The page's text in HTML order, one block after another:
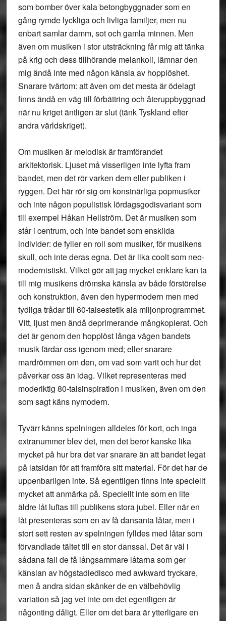
som bomber över kala betongbyggnader som en
gång rymde lyckliga och livliga familjer, men nu
enbart samlar damm, sot och gamla minnen. Men
även om musiken i stor utsträckning får mig att tänka
på krig och dess tillhörande melankoli, lämnar den
mig ändå inte med någon känsla av hopplöshet.
Snarare tvärtom: att även om det mesta är ödelagt
finns ändå en väg till förbättring och återuppbyggnad
när nu kriget äntligen är slut (tänk Tyskland efter
andra världskriget).
Om musiken är melodisk är framförandet
arkitektorisk. Ljuset må visserligen inte lyfta fram
bandet, men det rör varken dem eller publiken i
ryggen. Det här rör sig om konstnärliga popmusiker
och inte någon populistisk lördagsgodisvariant som
till exempel Håkan Hellström. Det är musiken som
står i centrum, och inte bandet som enskilda
individer: de fyller en roll som musiker, för musikens
skull, och inte deras egna. Det är lika coolt som neo-
modernistiskt. Vilket gör att jag mycket enklare kan ta
till mig musikens drömska känsla av både förstörelse
och konstruktion, även den hypermodern men med
tydliga trådar till 60-talsestetik ala miljonprogrammet.
Vitt, ljust men ändå deprimerande mångkopierat. Och
det är genom den hopplöst långa vägen bandets
musik färdar oss igenom med; eller snarare
mardrömmen om den, om vad som varit och hur det
påverkar oss än idag. Vilket representeras med
moderiktig 80-talsinspiration i musiken, även om den
som sagt käns nymodern.
Tyvärr känns spelningen alldeles för kort, och inga
extranummer blev det, men det beror kanske lika
mycket på hur bra det var snarare än att bandet legat
på latsidan för att framföra sitt material. För det har de
uppenbarligen inte. Så egentligen finns inte speciellt
mycket att anmärka på. Speciellt inte som en lite
äldre låt luftas till publikens stora jubel. Eller när en
låt presenteras som en av få dansanta låtar, men i
stort sett resten av spelningen fylldes med låtar som
förvandlade tältet till en stor danssal. Det är väl i
sådana fall de få långsammare låtarna som ger
känslan av högstadiedisco med awkward tryckare,
men å andra sidan skänker de en välbehövlig
variation så jag vet inte om det egentligen är
någonting dåligt. Eller om det bara är ytterligare en